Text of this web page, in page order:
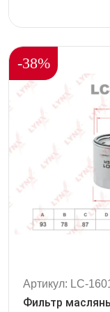
-38%
Артикул: LC-
Фильтр